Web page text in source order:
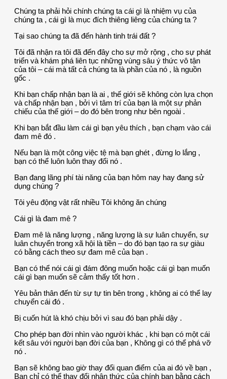
Chúng ta phải hỏi chính chúng ta cái gì là nhiệm vụ của
chúng ta , cái gì là mục đích thiêng liêng của chúng ta ?
Tại sao chúng ta đã đến hành tinh trái đất ?
Tôi đã nhận ra tôi đã đến đây cho sự mở rộng , cho sự phát
triển và khám phá liên tục những vùng sâu ý thức vô tận
của tôi – cái mà tất cả chúng ta là phần của nó , là nguồn
gốc .
Khi bạn chấp nhận bạn là ai , thế giới sẽ không còn lựa chọn
và chấp nhận bạn , bởi vì tâm trí của bạn là một sự phản
chiếu của thế giới – do đó bên trong như bên ngoài .
Khi bạn bắt đầu làm cái gì bạn yêu thích , bạn chạm vào cái
đam mê đó .
Nếu bạn là một công việc tệ mà bạn ghét , đừng lo lắng ,
bạn có thể luôn luôn thay đổi nó .
Bạn đang lãng phí tài năng của bạn hôm nay hay đang sử
dụng chúng ?
Tôi yêu động vật rất nhiều Tôi không ăn chúng
Cái gì là đam mê ?
Đam mê là năng lượng , năng lượng là sự luân chuyển, sự
luân chuyển trong xã hội là tiền – do đó bạn tạo ra sự giàu
có bằng cách theo sự đam mê của bạn .
Bạn có thể nói cái gì đám đông muốn hoặc cái gì bạn muốn
cái gì bạn muốn sẽ cảm thấy tốt hơn .
Yêu bản thân đến từ sự tự tin bên trong , không ai có thể lay
chuyển cái đó .
Bị cuốn hút là khó chịu bởi vì sau đó bạn phải dậy .
Cho phép bạn đời nhìn vào người khác , khi bạn có một cái
kết sâu với người bạn đời của bạn , Không gì có thể phá vỡ
nó .
Bạn sẽ không bao giờ thay đổi quan điểm của ai đó về bạn ,
Bạn chỉ có thể thay đổi nhận thức của chính bạn bằng cách